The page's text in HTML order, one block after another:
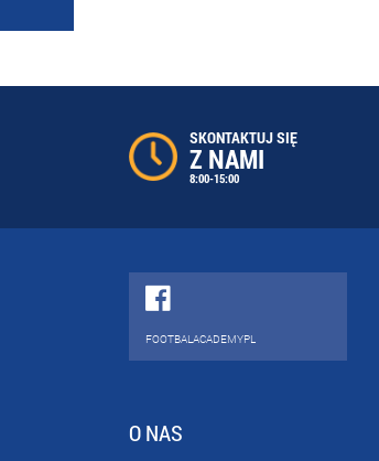
SKONTAKTUJ SIĘ
Z NAMI
8:00-15:00
FOOTBALACADEMYPL
O NAS